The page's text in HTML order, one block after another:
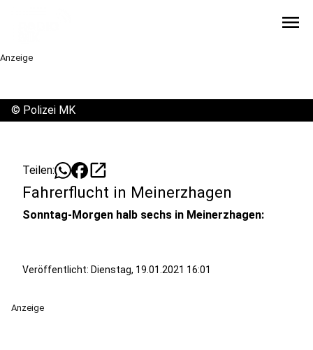
menu
Anzeige
© Polizei MK
Teilen: open_in_new
Fahrerflucht in Meinerzhagen
Sonntag-Morgen halb sechs in Meinerzhagen:
Veröffentlicht: Dienstag, 19.01.2021 16:01
Anzeige